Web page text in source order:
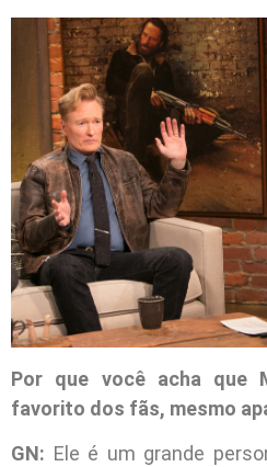
Por que você acha que
favorito dos fãs, mesmo
GN: Ele é um grande